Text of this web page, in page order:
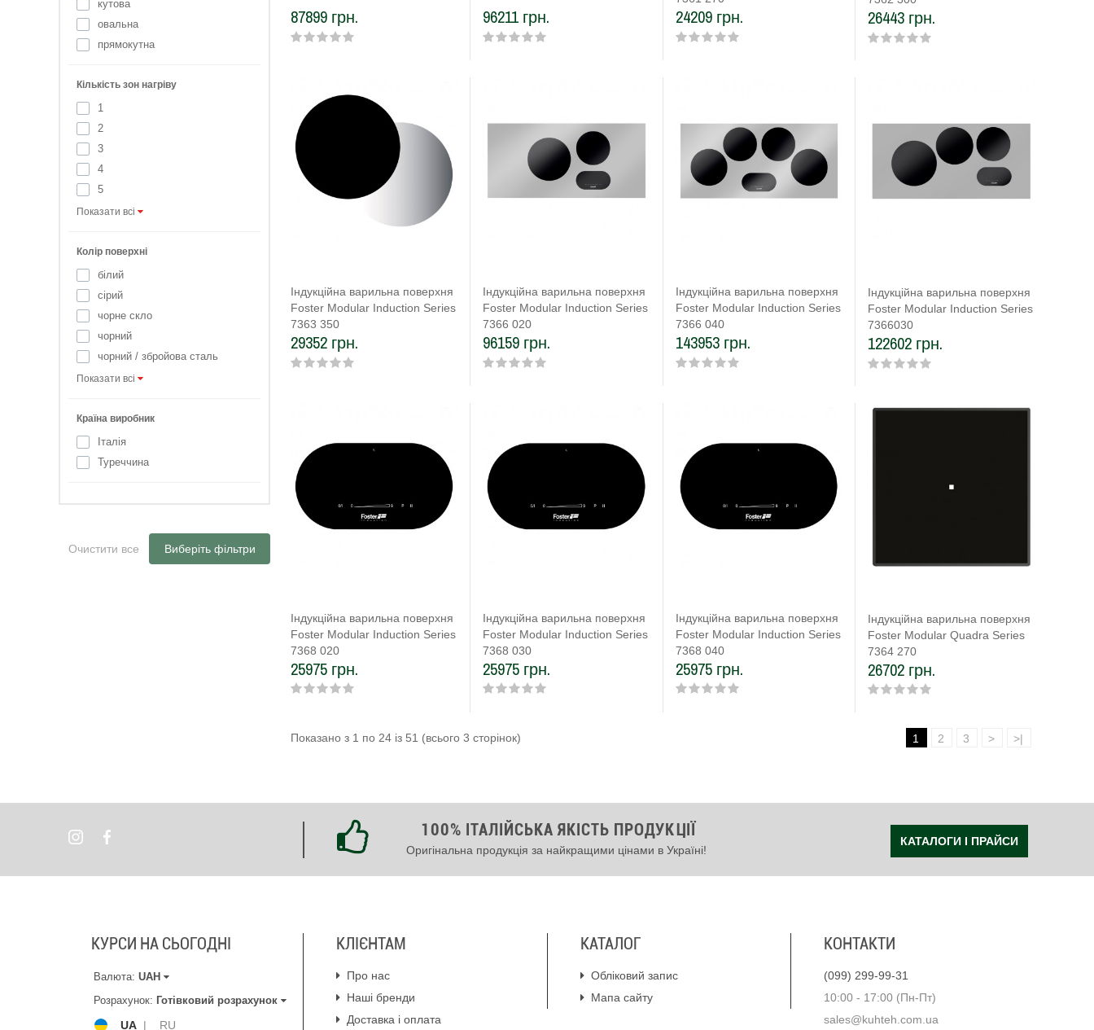
кутова
овальна
прямокутна
Кількість зон нагріву
1
2
3
4
5
Показати всі
Колір поверхні
білий
сірий
чорне скло
чорний
чорний / збройова сталь
Показати всі
Країна виробник
Італія
Туреччина
Очистити все Виберіть фільтри
87899 грн. 96211 грн. 24209 грн. 26443 грн.
Індукційна варильна поверхня
Foster Modular Induction Series
7363 350
29352 грн.
Індукційна варильна поверхня
Foster Modular Induction Series
7366 020
96159 грн.
Індукційна варильна поверхня
Foster Modular Induction Series
7366 040
143953 грн.
Індукційна варильна поверхня
Foster Modular Induction Series
7366030
122602 грн.
Індукційна варильна поверхня
Foster Modular Induction Series
7368 020
25975 грн.
Індукційна варильна поверхня
Foster Modular Induction Series
7368 030
25975 грн.
Індукційна варильна поверхня
Foster Modular Induction Series
7368 040
25975 грн.
Індукційна варильна поверхня
Foster Modular Quadra Series
7364 270
26702 грн.
1 2 3 > >|
Показано з 1 по 24 із 51 (всього 3 сторінок)
100% ІТАЛІЙСЬКА ЯКІСТЬ ПРОДУКЦІЇ
Оригінальна продукція за найкращими цінами в Україні!
КАТАЛОГИ І ПРАЙСИ
КУРСИ НА СЬОГОДНІ
Валюта: UAH
Розрахунок: Готівковий розрахунок
UA | RU
КЛІЄНТАМ
Про нас
Наші бренди
Доставка і оплата
КАТАЛОГ
Обліковий запис
Мапа сайту
КОНТАКТИ
(099) 299-99-31
10:00 - 17:00 (Пн-Пт)
sales@kuhteh.com.ua